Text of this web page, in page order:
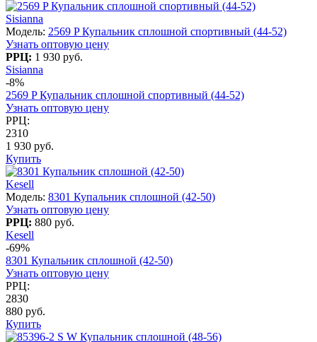
Sisianna
Модель: 2569 P Купальник сплошной спортивный (44-52)
Узнать оптовую цену
РРЦ: 1 930 руб.
Sisianna
-8%
2569 P Купальник сплошной спортивный (44-52)
Узнать оптовую цену
РРЦ:
2310
1 930 руб.
Купить
Kesell
Модель: 8301 Купальник сплошной (42-50)
Узнать оптовую цену
РРЦ: 880 руб.
Kesell
-69%
8301 Купальник сплошной (42-50)
Узнать оптовую цену
РРЦ:
2830
880 руб.
Купить